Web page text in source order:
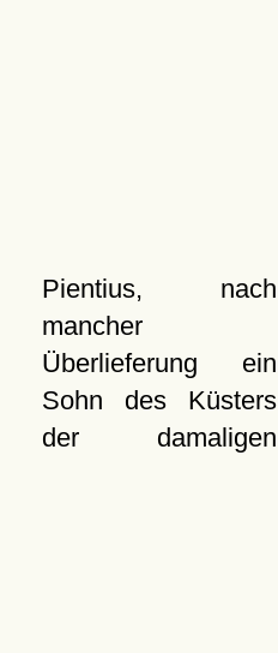
Pientius, nach
mancher
Überlieferung ein
Sohn des Küsters
der damaligen